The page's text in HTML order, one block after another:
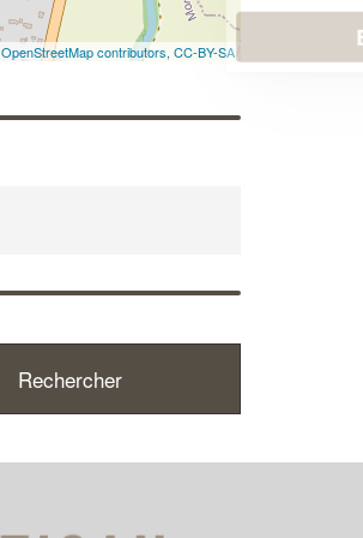
OpenStreetMap contributors, CC-BY-SA
En savoir plus